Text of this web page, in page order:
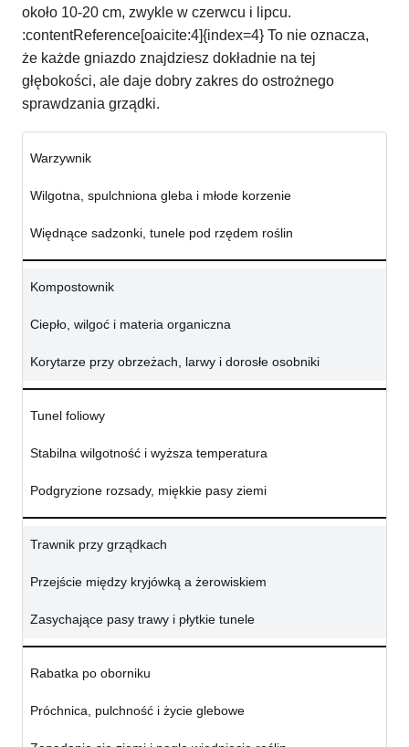
około 10-20 cm, zwykle w czerwcu i lipcu.
:contentReference[oaicite:4]{index=4} To nie oznacza,
że każde gniazdo znajdziesz dokładnie na tej
głębokości, ale daje dobry zakres do ostrożnego
sprawdzania grządki.
Warzywnik
Wilgotna, spulchniona gleba i młode korzenie
Więdnące sadzonki, tunele pod rzędem roślin
Kompostownik
Ciepło, wilgoć i materia organiczna
Korytarze przy obrzeżach, larwy i dorosłe osobniki
Tunel foliowy
Stabilna wilgotność i wyższa temperatura
Podgryzione rozsady, miękkie pasy ziemi
Trawnik przy grządkach
Przejście między kryjówką a żerowiskiem
Zasychające pasy trawy i płytkie tunele
Rabatka po oborniku
Próchnica, pulchność i życie glebowe